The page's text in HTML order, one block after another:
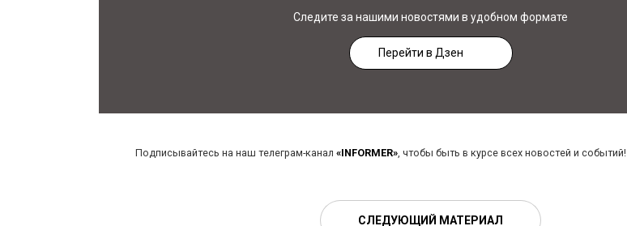
Следите за нашими новостями в удобном формате
Перейти в Дзен
Подписывайтесь на наш телеграм-канал «INFORMER», чтобы быть в курсе всех новостей и событий!
СЛЕДУЮЩИЙ МАТЕРИАЛ